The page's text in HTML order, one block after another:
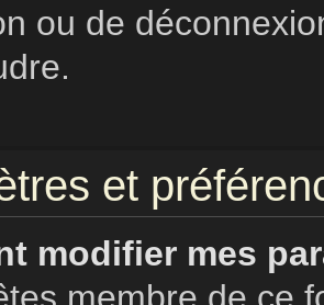
ou de
et
modifier mes